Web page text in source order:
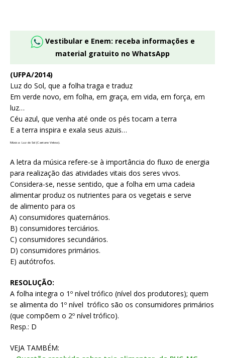
Vestibular e Enem: receba informações e
material gratuito no WhatsApp
(UFPA/2014)
Luz do Sol, que a folha traga e traduz
Em verde novo, em folha, em graça, em vida, em força, em
luz…
Céu azul, que venha até onde os pés tocam a terra
E a terra inspira e exala seus azuis…
Música: Luz do Sol (Caetano Veloso).
A letra da música refere-se à importância do fluxo de energia
para realização das atividades vitais dos seres vivos.
Considera-se, nesse sentido, que a folha em uma cadeia
alimentar produz os nutrientes para os vegetais e serve
de alimento para os
A) consumidores quaternários.
B) consumidores terciários.
C) consumidores secundários.
D) consumidores primários.
E) autótrofos.
RESOLUÇÃO:
A folha integra o 1º nível trófico (nível dos produtores); quem
se alimenta do 1º nível trófico são os consumidores primários
(que compõem o 2º nível trófico).
Resp.: D
VEJA TAMBÉM: